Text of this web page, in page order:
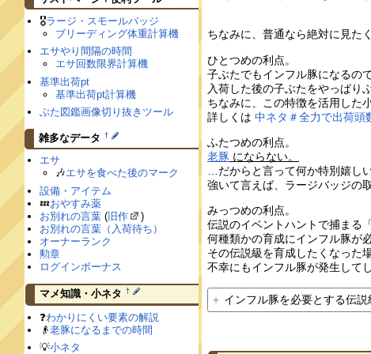
ちなみに、普通なら絶対に見た
ひとつめの利点。
子ぶたでもインフル豚になるので
入荷した後の子ぶたをやっぱり
ちなみに、この特徴を活用した
詳しくは中ネタ＃全力で出荷頭
ふたつめの利点。
老豚 にならない。
…だからと言って何か特別嬉し
強いて言えば、ラージバッジの
みっつめの利点。
伝説のイベントハントで捕まる
何種類かの育成にインフル豚が必
その伝説級を育成したくなった
不幸にもインフル豚が発生して
インフル豚を必要とする伝説
🎖ラージ・スモールバッジ
ブリーディング体重計算機
エサやり間隔の時間
エサ回数限界計算機
基準出荷pt
基準出荷pt計算機
ぶた図鑑画像切り抜きツール
雑多なデータ †
エサ
🎶エサを食べた後のマーク
設備・アイテム
💤おやすみ薬
お別れの言葉 (旧作
)
お別れの言葉（入荷待ち）
オーナーランク
勲章
ログインボーナス
マメ知識・小ネタ †
❓わかりにくい要素の解説
👴老豚になるまでの時間
💡小ネタ